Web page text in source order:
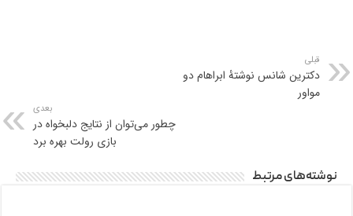
قبلی
دکترین شانس نوشتۀ ابراهام دو
مواور
بعدی
چطور می‌توان از نتایج دلبخواه در
بازی رولت بهره برد
نوشته‌های مرتبط